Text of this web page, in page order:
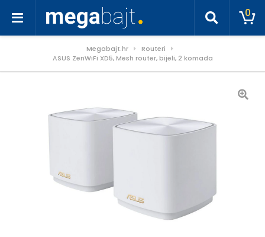
0
Megabajt.hr
Routeri
ASUS ZenWiFi XD5, Mesh router, bijeli, 2 komada